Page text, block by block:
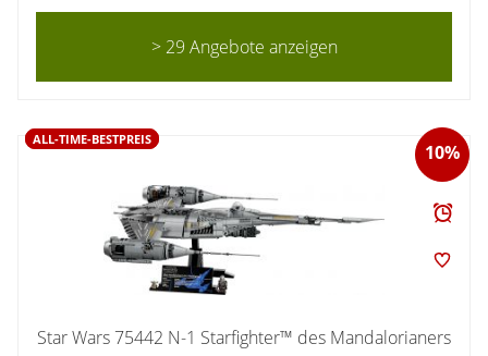
> 29 Angebote anzeigen
10%
ALL-TIME-BESTPREIS
Star Wars 75442 N-1 Starfighter™ des Mandalorianers